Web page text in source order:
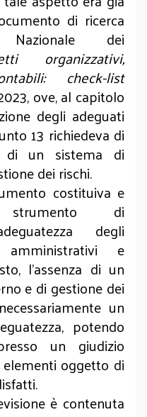
di ricerca
dei
organizzativi,
check-list
ove, al capitolo
degli adeguati
13 richiedeva di
di un sistema di
dei rischi.
costituiva e
di
degli
amministrativi e
l’assenza di un
e di gestione dei
un
potendo
un giudizio
oggetto di
è contenuta